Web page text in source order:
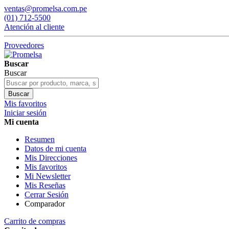
ventas@promelsa.com.pe
(01) 712-5500
Atención al cliente
Proveedores
Buscar
Buscar
Buscar
Mis favoritos
Iniciar sesión
Mi cuenta
Resumen
Datos de mi cuenta
Mis Direcciones
Mis favoritos
Mi Newsletter
Mis Reseñas
Cerrar Sesión
Comparador
Carrito de compras